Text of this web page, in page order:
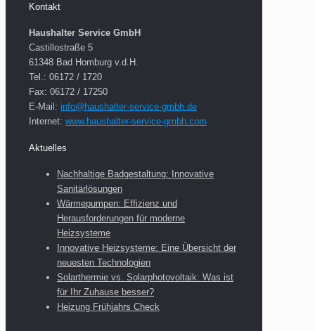
Kontakt
Haushalter Service GmbH
Castillostraße 5
61348 Bad Homburg v.d.H.
Tel.: 06172 / 1720
Fax: 06172 / 17250
E-Mail: info@haushalter-service-gmbh.de
Internet: www.haushalter-service-gmbh.com
Aktuelles
Nachhaltige Badgestaltung: Innovative
Sanitärlösungen
Wärmepumpen: Effizienz und
Herausforderungen für moderne
Heizsysteme
Innovative Heizsysteme: Eine Übersicht der
neuesten Technologien
Solarthermie vs. Solarphotovoltaik: Was ist
für Ihr Zuhause besser?
Heizung Frühjahrs Check